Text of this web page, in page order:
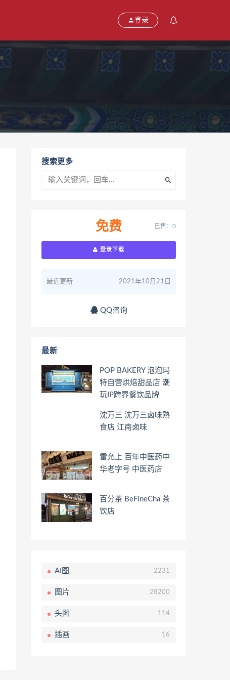
登录
搜索更多
免费 已售：0
登录下载
最近更新 2021年10月21日
QQ咨询
最新
POP BAKERY 泡泡玛
特自营烘焙甜品店 潮
玩IP跨界餐饮品牌
沈万三 沈万三卤味熟
食店 江南卤味
雷允上 百年中医药中
华老字号 中医药店
百分茶 BeFineCha 茶
饮店
AI图 2231
图片 28200
头图 114
插画 16